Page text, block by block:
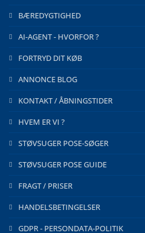
BÆREDYGTIGHED
AI-AGENT - HVORFOR ?
FORTRYD DIT KØB
ANNONCE BLOG
KONTAKT / ÅBNINGSTIDER
HVEM ER VI ?
STØVSUGER POSE-SØGER
STØVSUGER POSE GUIDE
FRAGT / PRISER
HANDELSBETINGELSER
GDPR - PERSONDATA-POLITIK